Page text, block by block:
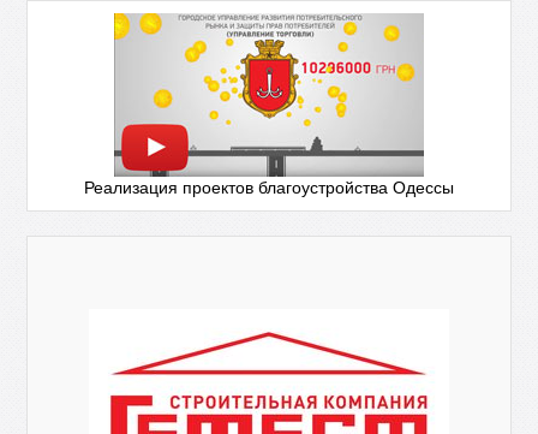
Реализация проектов благоустройства Одессы